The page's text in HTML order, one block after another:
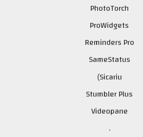
PhotoTorch
ProWidgets
Reminders Pro
SameStatus
Sicariu
)
Stumbler Plus
Videopane
.